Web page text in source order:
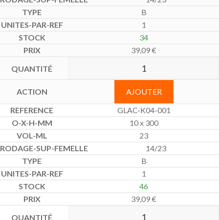
B
1
34
39,09€
AJOUTER
GLAC-K04-001
10 x 300
23
14/23
B
1
46
39,09€